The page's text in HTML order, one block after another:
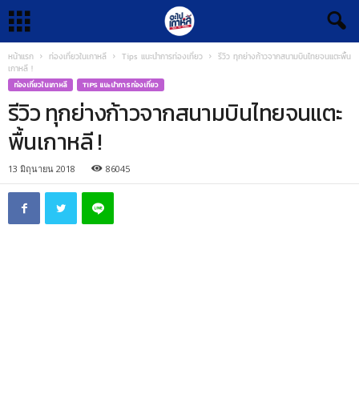
หน้าแรก ท่องเที่ยวในเกาหลี Tips แนะนำการท่องเที่ยว
รีวิว ทุกย่างก้าวจากสนามบินไทยจนแตะพื้น
เกาหลี !
ท่องเที่ยวในเกาหลี TIPS แนะนำการท่องเที่ยว
รีวิว ทุกย่างก้าวจากสนามบินไทยจนแตะ
พื้นเกาหลี !
13 มิถุนายน 2018 86045